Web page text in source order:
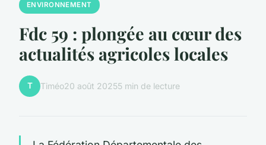
ENVIRONNEMENT
Fdc 59 : plongée au cœur des
actualités agricoles locales
T Timéo20 août 20255 min de lecture